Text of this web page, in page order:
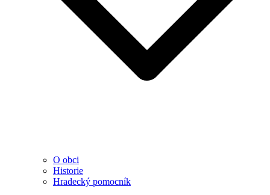
O obci
Historie
Hradecký pomocník